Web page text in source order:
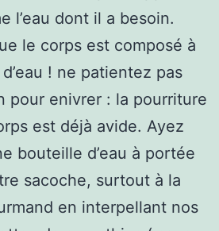
l’eau dont il a besoin.
le corps est composé à
! ne patientez pas
pour enivrer : la pourriture
est déjà avide. Ayez
bouteille d’eau à portée
sacoche, surtout à la
en interpellant nos